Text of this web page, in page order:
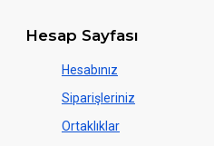
Hesap Sayfası
Hesabınız
Siparişleriniz
Ortaklıklar